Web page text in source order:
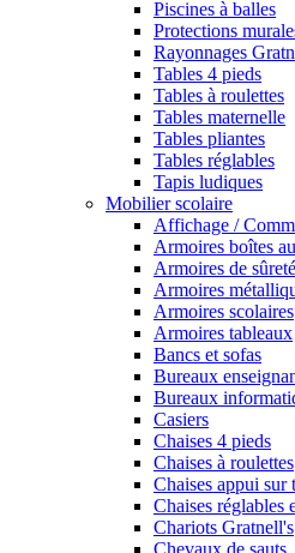
Piscines à balles
Protections
Rayonnages
Tables 4 pieds
Tables à roulettes
Tables maternelle
Tables pliantes
Tables réglables
Tapis ludiques
Mobilier scolaire
Affichage /
Armoires boîtes
Armoires de
Armoires
Armoires scolaires
Armoires tableaux
Bancs et sofas
Bureaux
Bureaux
Casiers
Chaises 4 pieds
Chaises à roulettes
Chaises appui sur
Chaises réglables
Chariots Gratnell's
Chevaux de sauts